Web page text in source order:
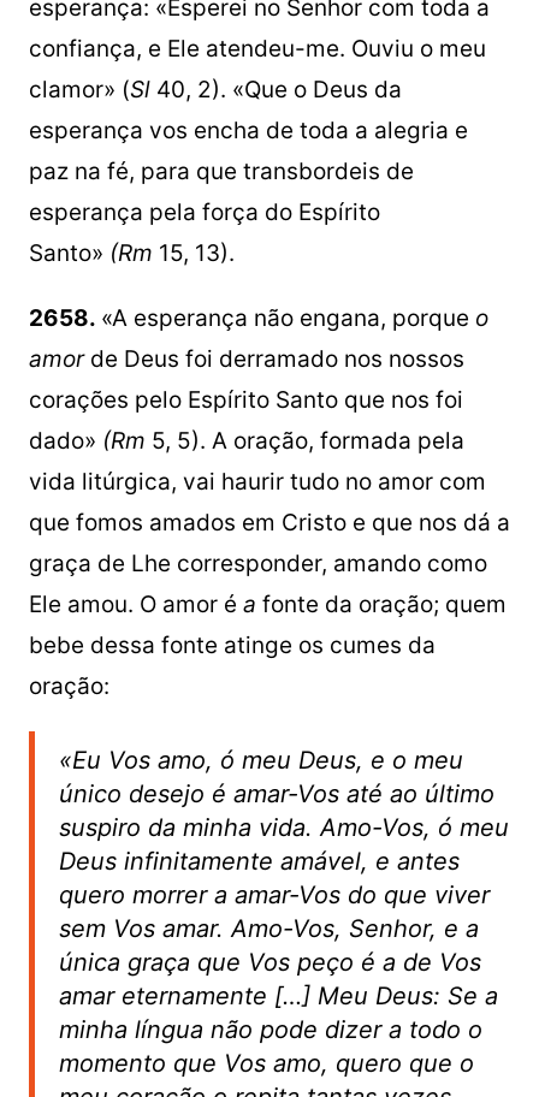
esperança: «Esperei no Senhor com toda a
confiança, e Ele atendeu-me. Ouviu o meu
clamor» (Sl40, 2). «Que o Deus da
esperança vos encha de toda a alegria e
paz na fé, para que transbordeis de
esperança pela força do Espírito
Santo» (Rm 15, 13).
2658. «A esperança não engana, porque o
amor de Deus foi derramado nos nossos
corações pelo Espírito Santo que nos foi
dado» (Rm 5, 5). A oração, formada pela
vida litúrgica, vai haurir tudo no amor com
que fomos amados em Cristo e que nos dá a
graça de Lhe corresponder, amando como
Ele amou. O amor é a fonte da oração; quem
bebe dessa fonte atinge os cumes da
oração:
«Eu Vos amo, ó meu Deus, e o meu
único desejo é amar-Vos até ao último
suspiro da minha vida. Amo-Vos, ó meu
Deus infinitamente amável, e antes
quero morrer a amar-Vos do que viver
sem Vos amar. Amo-Vos, Senhor, e a
única graça que Vos peço é a de Vos
amar eternamente […] Meu Deus: Se a
minha língua não pode dizer a todo o
momento que Vos amo, quero que o